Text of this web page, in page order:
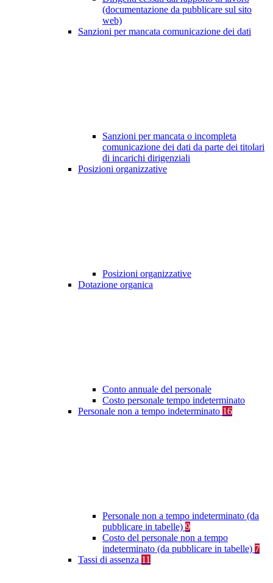
(documentazione da pubblicare sul sito
web)
Sanzioni per mancata comunicazione dei dati
Sanzioni per mancata o incompleta
comunicazione dei dati da parte dei titolari
di incarichi dirigenziali
Posizioni organizzative
Posizioni organizzative
Dotazione organica
Conto annuale del personale
Costo personale tempo indeterminato
Personale non a tempo indeterminato 16
Personale non a tempo indeterminato (da
pubblicare in tabelle) 9
Costo del personale non a tempo
indeterminato (da pubblicare in tabelle) 7
Tassi di assenza 11